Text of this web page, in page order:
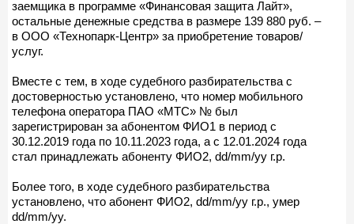
заемщика в программе «Финансовая защита Лайт»,
остальные денежные средства в размере 139 880 руб. –
в ООО «Технопарк-Центр» за приобретение товаров/
услуг.
Вместе с тем, в ходе судебного разбирательства с
достоверностью установлено, что номер мобильного
телефона оператора ПАО «МТС» № был
зарегистрирован за абонентом ФИО1 в период с
30.12.2019 года по 10.11.2023 года, а с 12.01.2024 года
стал принадлежать абоненту ФИО2, dd/mm/yy г.р.
Более того, в ходе судебного разбирательства
установлено, что абонент ФИО2, dd/mm/yy г.р., умер
dd/mm/yy.